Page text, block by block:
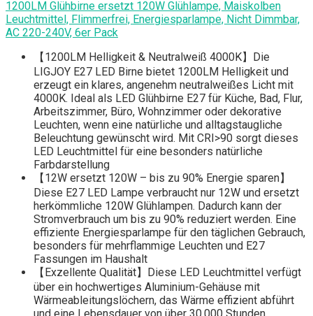
1200LM Glühbirne ersetzt 120W Glühlampe, Maiskolben
Leuchtmittel, Flimmerfrei, Energiesparlampe, Nicht Dimmbar,
AC 220-240V, 6er Pack
【1200LM Helligkeit & Neutralweiß 4000K】Die
LIGJOY E27 LED Birne bietet 1200LM Helligkeit und
erzeugt ein klares, angenehm neutralweißes Licht mit
4000K. Ideal als LED Glühbirne E27 für Küche, Bad, Flur,
Arbeitszimmer, Büro, Wohnzimmer oder dekorative
Leuchten, wenn eine natürliche und alltagstaugliche
Beleuchtung gewünscht wird. Mit CRI>90 sorgt dieses
LED Leuchtmittel für eine besonders natürliche
Farbdarstellung
【12W ersetzt 120W – bis zu 90% Energie sparen】
Diese E27 LED Lampe verbraucht nur 12W und ersetzt
herkömmliche 120W Glühlampen. Dadurch kann der
Stromverbrauch um bis zu 90% reduziert werden. Eine
effiziente Energiesparlampe für den täglichen Gebrauch,
besonders für mehrflammige Leuchten und E27
Fassungen im Haushalt
【Exzellente Qualität】Diese LED Leuchtmittel verfügt
über ein hochwertiges Aluminium-Gehäuse mit
Wärmeableitungslöchern, das Wärme effizient abführt